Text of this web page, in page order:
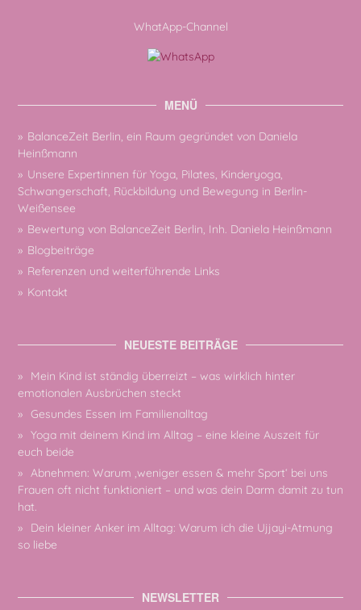
WhatApp-Channel
MENÜ
BalanceZeit Berlin, ein Raum gegründet von Daniela
Heinßmann
Unsere Expertinnen für Yoga, Pilates, Kinderyoga,
Schwangerschaft, Rückbildung und Bewegung in Berlin-
Weißensee
Bewertung von BalanceZeit Berlin, Inh. Daniela Heinßmann
Blogbeiträge
Referenzen und weiterführende Links
Kontakt
NEUESTE BEITRÄGE
Mein Kind ist ständig überreizt – was wirklich hinter
emotionalen Ausbrüchen steckt
Gesundes Essen im Familienalltag
Yoga mit deinem Kind im Alltag – eine kleine Auszeit für
euch beide
Abnehmen: Warum ‚weniger essen & mehr Sport‘ bei uns
Frauen oft nicht funktioniert – und was dein Darm damit zu tun
hat.
Dein kleiner Anker im Alltag: Warum ich die Ujjayi-Atmung
so liebe
NEWSLETTER